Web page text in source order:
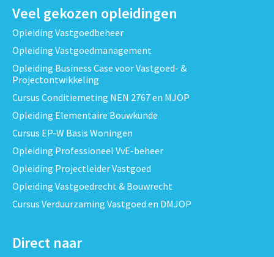
Veel gekozen opleidingen
Opleiding Vastgoedbeheer
Opleiding Vastgoedmanagement
Opleiding Business Case voor Vastgoed- &
Projectontwikkeling
Cursus Conditiemeting NEN 2767 en MJOP
Opleiding Elementaire Bouwkunde
Cursus EP-W Basis Woningen
Opleiding Professioneel VvE-beheer
Opleiding Projectleider Vastgoed
Opleiding Vastgoedrecht & Bouwrecht
Cursus Verduurzaming Vastgoed en DMJOP
Direct naar